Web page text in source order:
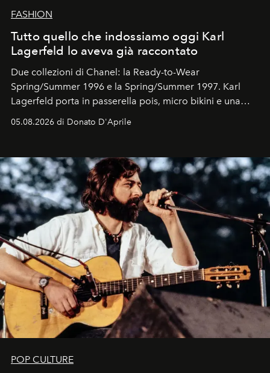
FASHION
Tutto quello che indossiamo oggi Karl
Lagerfeld lo aveva già raccontato
Due collezioni di Chanel: la Ready-to-Wear
Spring/Summer 1996 e la Spring/Summer 1997. Karl
Lagerfeld porta in passerella pois, micro bikini e una
Kate, Claudia e Carla una dietro l'altra. Trent'anni dopo,
uno dei documenti più contemporanei che abbiamo.
05.08.2026 di Donato D'Aprile
POP CULTURE